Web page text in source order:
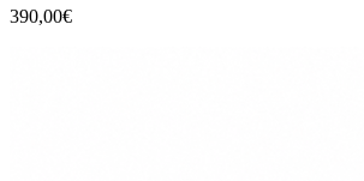
390,00€